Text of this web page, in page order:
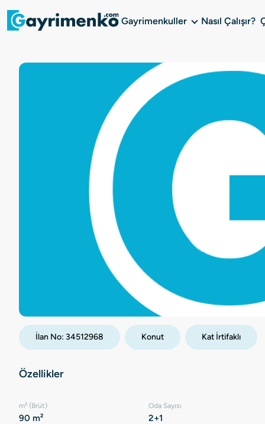
Gayrimenkuller Nasıl Çalışır?
İlan No: 34512968 Konut Kat İrtifaklı
Özellikler
m² (Brüt)
90 m²
Oda Sayısı
2+1